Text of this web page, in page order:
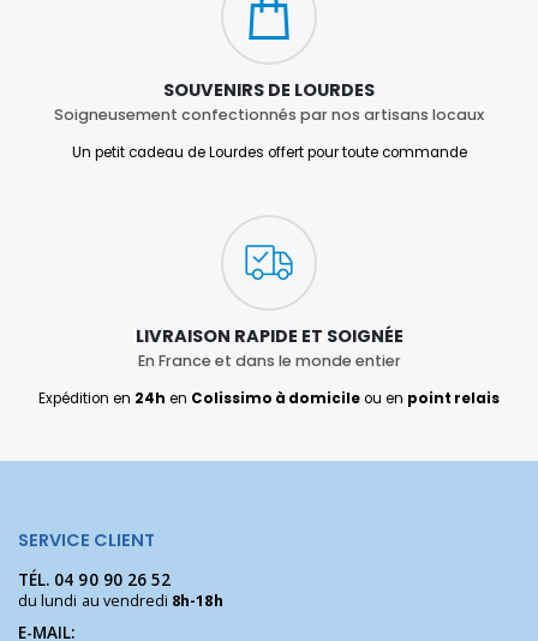
SOUVENIRS DE LOURDES
Soigneusement confectionnés par nos artisans locaux
Un petit cadeau de Lourdes offert pour toute commande
LIVRAISON RAPIDE ET SOIGNÉE
En France et dans le monde entier
Expédition en 24h en Colissimo à domicileou en point relais
SERVICE CLIENT
TÉL. 04 90 90 26 52
du lundi au vendredi 8h-18h
E-MAIL: